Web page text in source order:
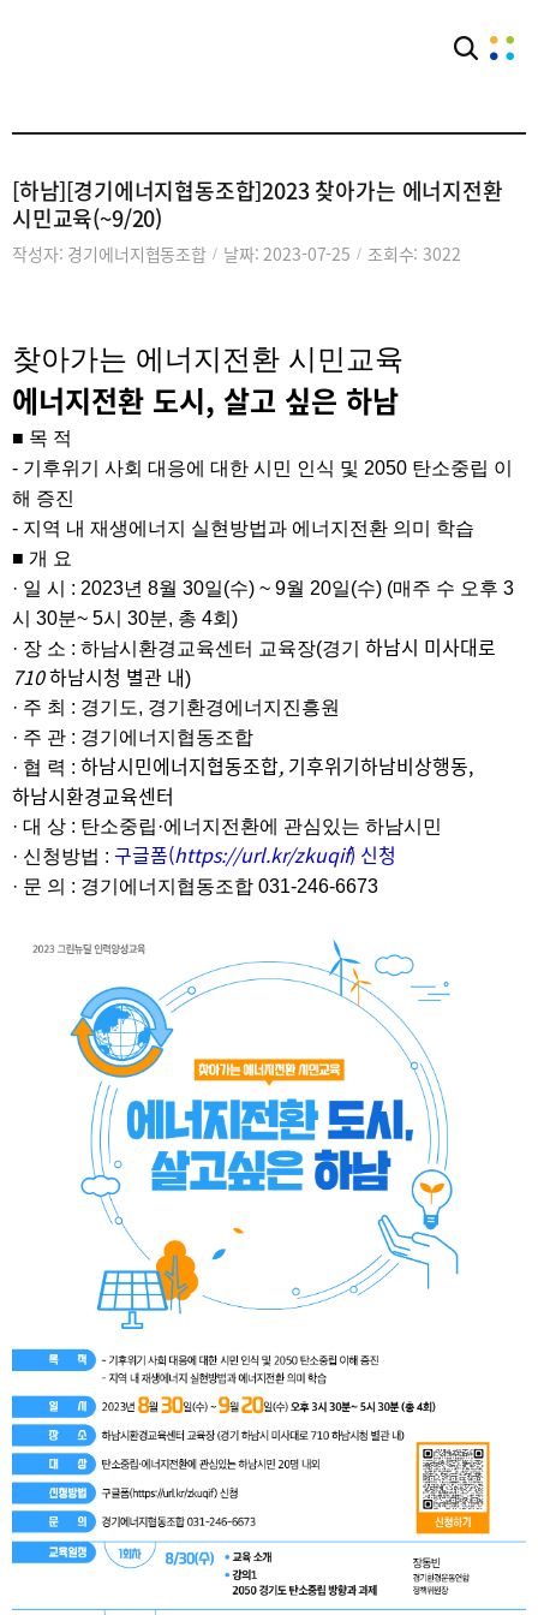
[하남][경기에너지협동조합]2023 찾아가는 에너지전환
시민교육(~9/20)
작성자: 경기에너지협동조합 / 날짜: 2023-07-25 / 조회수: 3022
찾아가는 에너지전환 시민교육
에너지전환 도시, 살고 싶은 하남
■ 목 적
- 기후위기 사회 대응에 대한 시민 인식 및 2050 탄소중립 이
해 증진
- 지역 내 재생에너지 실현방법과 에너지전환 의미 학습
■ 개 요
· 일 시 : 2023년 8월 30일(수) ~ 9월 20일(수) (매주 수 오후 3
시 30분~ 5시 30분, 총 4회)
· 장 소 : 하남시환경교육센터 교육장(경기 하남시 미사대로
710하남시청 별관 내)
· 주 최 : 경기도, 경기환경에너지진흥원
· 주 관 : 경기에너지협동조합
· 협 력 : 하남시민에너지협동조합, 기후위기하남비상행동,
하남시환경교육센터
· 대 상 : 탄소중립·에너지전환에 관심있는 하남시민
· 신청방법 : 구글폼(https://url.kr/zkuqif) 신청
· 문 의 : 경기에너지협동조합 031-246-6673